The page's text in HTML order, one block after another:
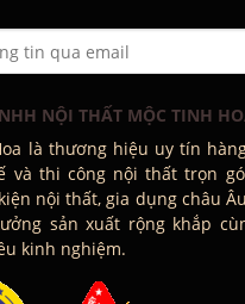
NỘI THẤT MỘC TINH
là thương hiệu uy tín
và thi công nội thất trọn
nội thất, gia dụng châu
sản xuất rộng khắp
kinh nghiệm.